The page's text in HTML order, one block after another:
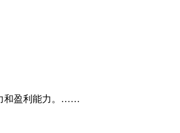
和盈利能力。……